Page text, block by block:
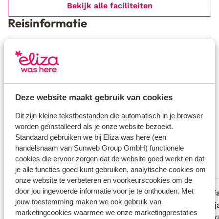
Deze website maakt gebruik van cookies
Dit zijn kleine tekstbestanden die automatisch in je browser
worden geïnstalleerd als je onze website bezoekt.
Standaard gebruiken we bij Eliza was here (een
handelsnaam van Sunweb Group GmbH) functionele
cookies die ervoor zorgen dat de website goed werkt en dat
je alle functies goed kunt gebruiken, analytische cookies om
onze website te verbeteren en voorkeurscookies om de
door jou ingevoerde informatie voor je te onthouden. Met
jouw toestemming maken we ook gebruik van
marketingcookies waarmee we onze marketingprestaties
Bekijk alle faciliteiten
Reisinformatie
Wat gasten vinden
Dit zijn 100% echte beoordelingen van reizigers die
jou voorgingen. Meer over reviews
8.8 Fantastisch
50 ervaringen
Meest geboekt door met partner
9.6 Fantastisch
2 weken geleden
De accommodatie was top! Erg netjes
met een prachtig uitzicht en heerlijk
De accommodatie was top! Erg netjes
met een prachtig uitzicht en heerlijk
stuk
stuk